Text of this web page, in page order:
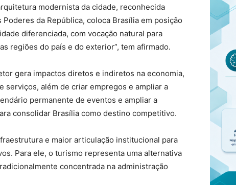
modernista da cidade, reconhecida
da República, coloca Brasília em posição
diferenciada, com vocação natural para
regiões do país e do exterior”, tem afirmado.
gera impactos diretos e indiretos na economia,
além de criar empregos e ampliar a
permanente de eventos e ampliar a
consolidar Brasília como destino competitivo.
e maior articulação institucional para
Para ele, o turismo representa uma alternativa
concentrada na administração